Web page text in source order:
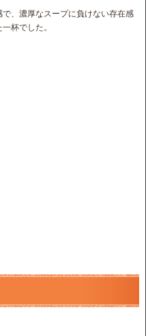
、濃厚なスープに負けない存在感
杯でした。